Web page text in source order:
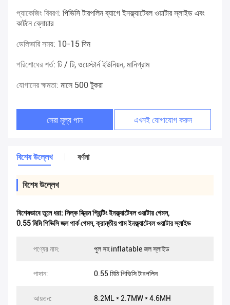
প্যাকেজিং বিবরণ: পিভিসি টারপলিন ব্যাগে ইনফ্ল্যাটেবল ওয়াটার স্লাইড এবং
কার্টনে ব্লোয়ার
ডেলিভারি সময়: 10-15 দিন
পরিশোধের শর্ত: টি / টি, ওয়েস্টার্ন ইউনিয়ন, মানিগ্রাম
যোগানের ক্ষমতা: মাসে 500 টুকরা
সেরা মূল্য পান এখনই যোগাযোগ করুন
বিশেষ উল্লেখ বর্ণনা
বিশেষ উল্লেখ
বিশেষভাবে তুলে ধরা: সিল্ক স্ক্রিন প্রিন্টিং ইনফ্ল্যাটেবল ওয়াটার গেমস,
0.55 মিমি পিভিসি জল পার্ক গেমস,ক্রান্তীয় পাম ইনফ্ল্যাটেবল ওয়াটার স্লাইড
পণ্যের নাম: পুল সহ inflatable জল স্লাইড
পাদান: 0.55 মিমি পিভিসি টারপলিন
আয়তন: 8.2ML * 2.7MW * 4.6MH